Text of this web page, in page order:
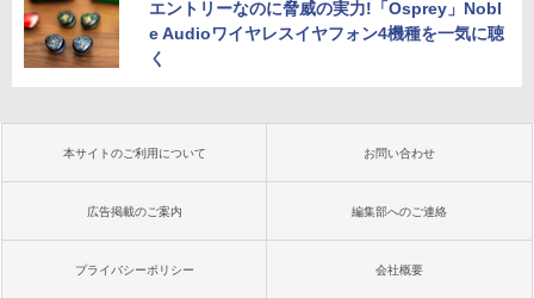
エントリーなのに脅威の実力!「Osprey」Nobl
e Audioワイヤレスイヤフォン4機種を一気に聴
く
本サイトのご利用について お問い合わせ
広告掲載のご案内 編集部へのご連絡
プライバシーポリシー 会社概要